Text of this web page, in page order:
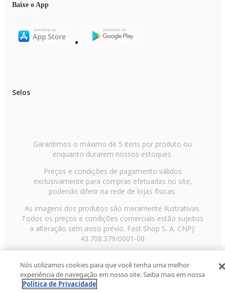
Baixe o App
Selos
Garantimos o máximo de 5 itens por produto ou
enquanto durarem nossos estoques.
Preços e condições de pagamento válidos
exclusivamente para compras efetuadas no site,
podendo diferir na rede de lojas físicas.
As imagens dos produtos são meramente ilustrativas.
Todos os preços e condições comerciais estão sujeitos
a alteração sem aviso prévio. Fast Shop S. A. CNPJ:
43.708.379/0001-00
Paulo/SP, CEP 02029-001, Telefone: 11 3003-3728 ©
2013 Fast Shop - Todos os direitos reservadosRF
Nós utilizamos cookies para que você tenha uma melhor
experiência de navegação em nosso site. Saiba mais em nossa
Política de Privacidade